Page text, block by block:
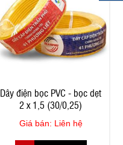
Dây điện bọc PVC - bọc dẹt
2 x 1,5 (30/0,25)
Giá bán: Liên hệ